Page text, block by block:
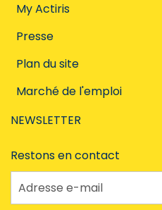
My Actiris
Presse
Plan du site
Marché de l'emploi
NEWSLETTER
Restons en contact
Adresse e-mail